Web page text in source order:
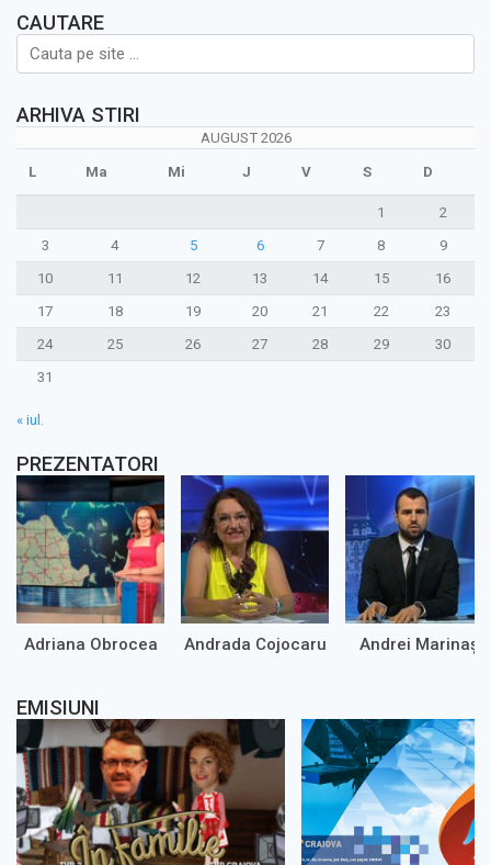
CAUTARE
ARHIVA STIRI
AUGUST 2026
L Ma Mi J V S D
1
2
3
4 5 6 7 8
9
10
11 12 13 14 15
16
17
18 19 20 21 22
23
24
25 26 27 28 29
30
31
« iul.
PREZENTATORI
Adriana Obrocea Andrada Cojocaru Andrei Marinaș
EMISIUNI